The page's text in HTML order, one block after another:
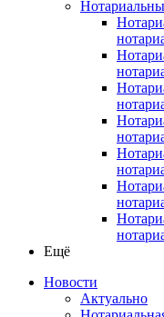
Ещё
Новости
Актуально